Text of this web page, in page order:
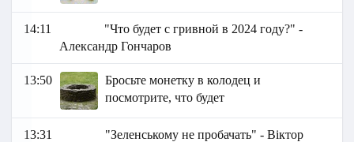
14:11
"Что будет с гривной в 2024 году?" -
Александр Гончаров
13:50
Бросьте монетку в колодец и
посмотрите, что будет
13:31 "Зеленському не пробачать" - Віктор